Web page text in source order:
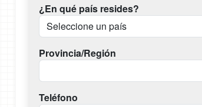
¿En qué país resides?
Provincia/Región
Teléfono